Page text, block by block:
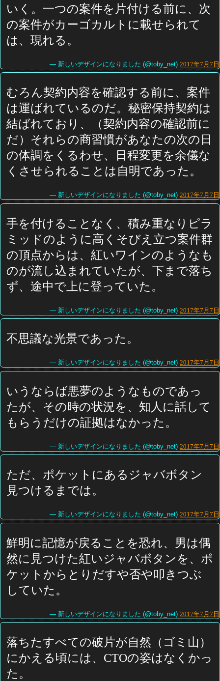
いく。一つの案件を片付ける前に、次
の案件がカーゴカルトに載せられて
は、現れる。
— 新しいデザインになりました (@toby_net) 2017年7月7日
むろん契約内容を確認する前に、案件
は運ばれているのだ。秘密保持契約は
結ばれており、（契約内容の確認前に
だ）それらの商習慣があなたの次の日
の体調をくるわせ、日程変更を余儀な
くさせられることは自明であった。
— 新しいデザインになりました (@toby_net) 2017年7月7日
手を付けることなく、積み重なりピラ
ミッドのように高くそびえ立つ案件群
の頂点からは、紅いワインのようなも
のが流し込まれていたが、下まで落ち
ず、途中で上に登っていた。
— 新しいデザインになりました (@toby_net) 2017年7月7日
不思議な光景であった。
— 新しいデザインになりました (@toby_net) 2017年7月7日
いうならば悪夢のようなものであっ
たが、その時の状況を、知人に話して
もらうだけの証拠はなかった。
— 新しいデザインになりました (@toby_net) 2017年7月7日
ただ、ポケットにあるジャバボタン
見つけるまでは。
— 新しいデザインになりました (@toby_net) 2017年7月7日
鮮明に記憶が戻ることを恐れ、男は偶
然に見つけた紅いジャバボタンを、ポ
ケットからとりだすや否や叩きつぶ
していた。
— 新しいデザインになりました (@toby_net) 2017年7月7日
落ちたすべての破片が自然（ゴミ山）
にかえる頃には、CTOの姿はなくかっ
た。